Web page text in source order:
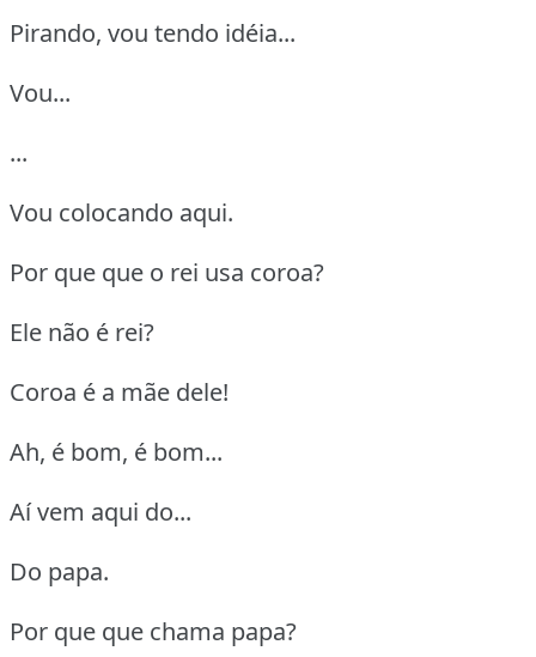
Pirando, vou tendo idéia...
Vou...
...
Vou colocando aqui.
Por que que o rei usa coroa?
Ele não é rei?
Coroa é a mãe dele!
Ah, é bom, é bom...
Aí vem aqui do...
Do papa.
Por que que chama papa?